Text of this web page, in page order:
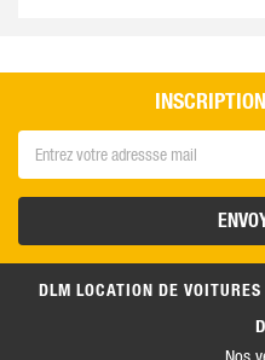
DLM LOCATION DE
Nos